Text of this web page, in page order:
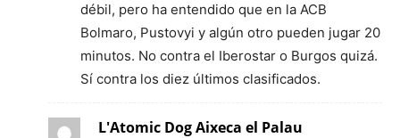
débil, pero ha entendido que en la ACB
Bolmaro, Pustovyi y algún otro pueden jugar 20
minutos. No contra el Iberostar o Burgos quizá.
Sí contra los diez últimos clasificados.
L'Atomic Dog Aixeca el Palau